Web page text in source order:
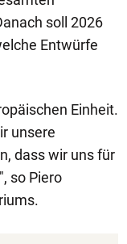
soll 2026
Entwürfe
Einheit.
unsere
dass wir uns für
so Piero